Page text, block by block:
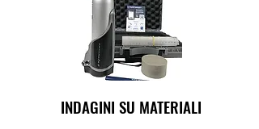
INDAGINI SU MATERIALI